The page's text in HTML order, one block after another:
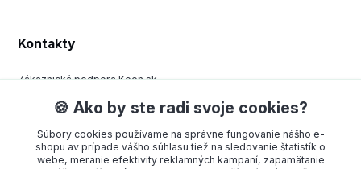
Kontakty
Zákaznická podpora Keen.sk
+420 377 443 970
(Po-Pá, 8-15 hod.)
order@americanway.sk
🍪 Ako by ste radi svoje cookies?
Súbory cookies používame na správne fungovanie nášho e-
shopu av prípade vášho súhlasu tiež na sledovanie štatistík o
webe, meranie efektivity reklamných kampaní, zapamätanie